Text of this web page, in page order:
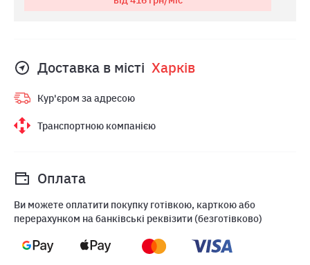
Доставка в місті Харкiв
Кур'єром за адресою
Транспортною компанією
Оплата
Ви можете оплатити покупку готівкою, карткою або
перерахунком на банківські реквізити (безготівково)